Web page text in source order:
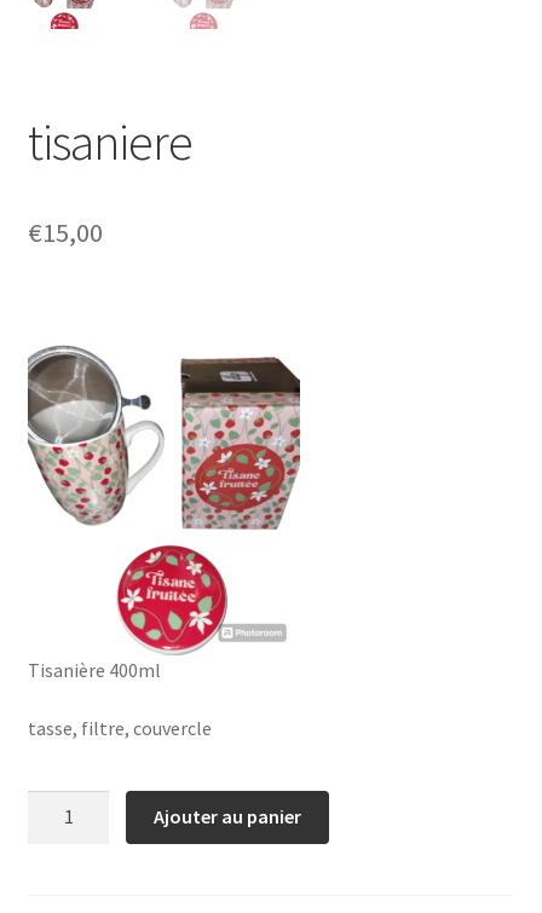
tisaniere
€15,00
Tisanière 400ml
tasse, filtre, couvercle
Ajouter au panier